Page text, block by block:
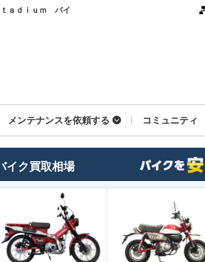
ａｄｉｕｍ バイ
メンテナンスを依頼する コミュニティ
イク買取相場